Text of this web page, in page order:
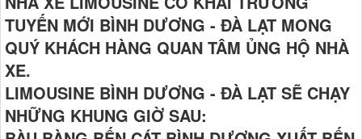
TUYẾN MỚI BÌNH DƯƠNG - ĐÀ LẠT MONG
QUÝ KHÁCH HÀNG QUAN TÂM ỦNG HỘ NHÀ
XE.
LIMOUSINE BÌNH DƯƠNG - ĐÀ LẠT SẼ CHẠY
NHỮNG KHUNG GIỜ SAU: